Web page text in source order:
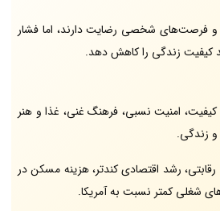
و فرصت‌های شخصی رضایت دارند، اما فشار
کیفیت زندگی را کاهش دهد.
امنیت نسبی، فرهنگ غنی، غذا و هنر
و زندگی.
رقابتی، رشد اقتصادی کندتر، هزینه مسکن در
شغلی کمتر نسبت به آمریکا.